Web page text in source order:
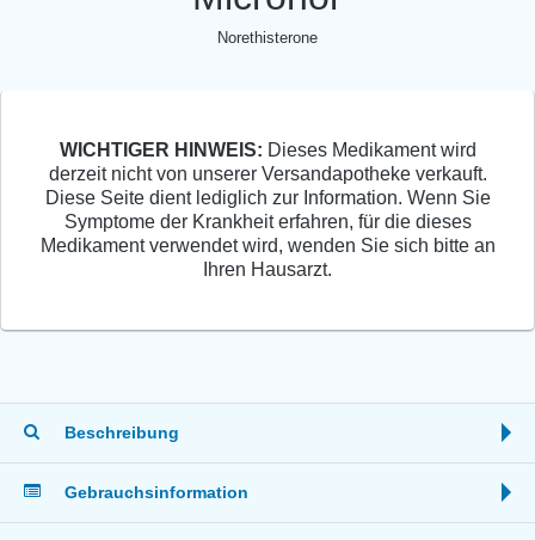
Norethisterone
WICHTIGER HINWEIS: Dieses Medikament wird
derzeit nicht von unserer Versandapotheke verkauft.
Diese Seite dient lediglich zur Information. Wenn Sie
Symptome der Krankheit erfahren, für die dieses
Medikament verwendet wird, wenden Sie sich bitte an
Ihren Hausarzt.
Beschreibung
Gebrauchsinformation